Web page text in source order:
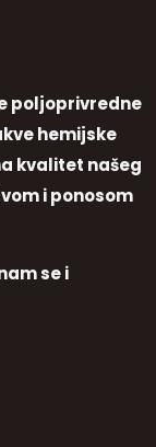
poljoprivredne
hemijske
kvalitet našeg
i ponosom
se i